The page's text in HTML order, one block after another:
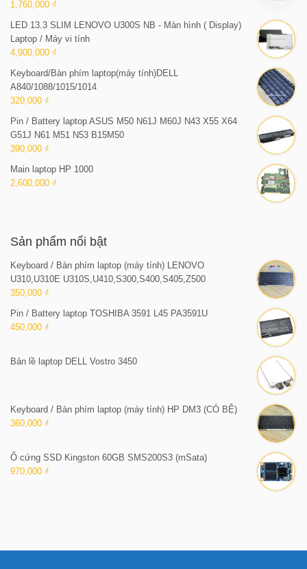
1,760,000 ₫
LED 13.3 SLIM LENOVO U300S NB - Màn hình ( Display)
Laptop / Máy vi tính
4,900,000 ₫
Keyboard/Bàn phím laptop(máy tính)DELL
A840/1088/1015/1014
320,000 ₫
Pin / Battery laptop ASUS M50 N61J M60J N43 X55 X64
G51J N61 M51 N53 B15M50
390,000 ₫
Main laptop HP 1000
2,600,000 ₫
Sản phẩm nổi bật
Keyboard / Bàn phím laptop (máy tính) LENOVO
U310,U310E U310S,U410,S300,S400,S405,Z500
350,000 ₫
Pin / Battery laptop TOSHIBA 3591 L45 PA3591U
450,000 ₫
Bản lề laptop DELL Vostro 3450
Keyboard / Bàn phím laptop (máy tính) HP DM3 (CÓ BỆ)
360,000 ₫
Ổ cứng SSD Kingston 60GB SMS200S3 (mSata)
970,000 ₫